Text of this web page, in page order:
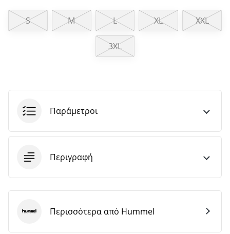
Εμφάνιση
S M L XL XXL
3XL
Παράμετροι
Περιγραφή
HummelΠερισσότερα από Hummel